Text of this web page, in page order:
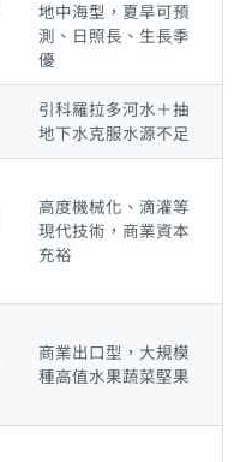
地中海型，夏旱可預
測、日照長、生長季
優
引科羅拉多河水＋抽
地下水克服水源不足
高度機械化、滴灌等
現代技術，商業資本
充裕
商業出口型，大規模
種高值水果蔬菜堅果